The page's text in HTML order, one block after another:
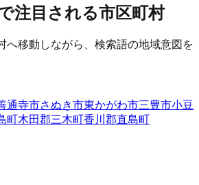
注目される市区町村
へ移動しながら、検索語の地域意図を
通寺市さぬき市東かがわ市三豊市小豆
町木田郡三木町香川郡直島町